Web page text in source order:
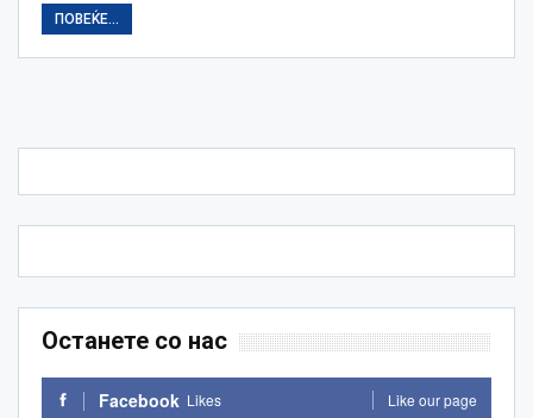
ПОВЕЌЕ...
Останете со нас
Facebook Likes Like our page